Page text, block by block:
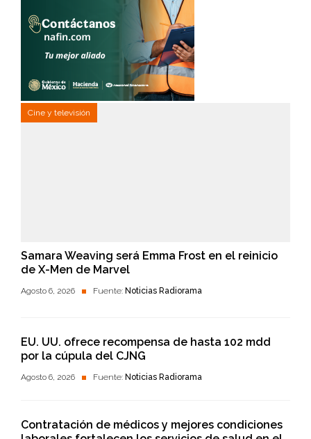
Cine y televisión
Samara Weaving será Emma Frost en el reinicio
de X-Men de Marvel
Agosto 6, 2026 Fuente: Noticias Radiorama
EU. UU. ofrece recompensa de hasta 102 mdd
por la cúpula del CJNG
Agosto 6, 2026 Fuente: Noticias Radiorama
Contratación de médicos y mejores condiciones